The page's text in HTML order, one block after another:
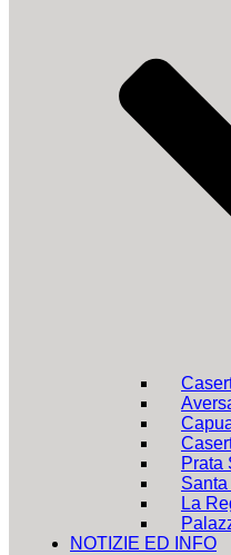
Prata
La
NOTIZIE ED INFO